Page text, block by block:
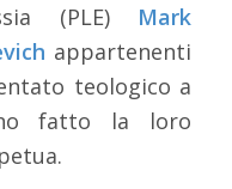
(PLE) Mark
appartenenti
teologico a
fatto la loro